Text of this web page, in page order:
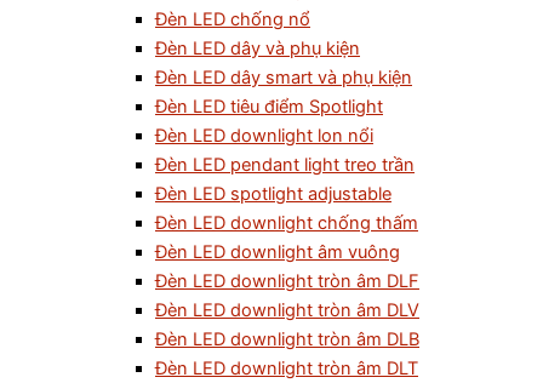
Đèn LED chống nổ
Đèn LED dây và phụ kiện
Đèn LED dây smart và phụ kiện
Đèn LED tiêu điểm Spotlight
Đèn LED downlight lon nổi
Đèn LED pendant light treo trần
Đèn LED spotlight adjustable
Đèn LED downlight chống thấm
Đèn LED downlight âm vuông
Đèn LED downlight tròn âm DLF
Đèn LED downlight tròn âm DLV
Đèn LED downlight tròn âm DLB
Đèn LED downlight tròn âm DLT